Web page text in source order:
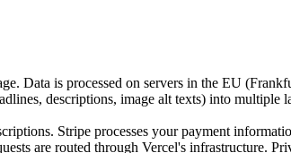
Data is processed on servers in the EU
descriptions, image alt texts) into
Stripe processes your payment
are routed through Vercel's infrastructure.